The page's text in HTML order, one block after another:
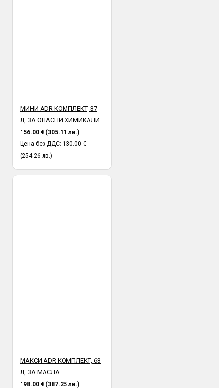
МИНИ ADR КОМПЛЕКТ, 37
Л, ЗА ОПАСНИ ХИМИКАЛИ
156.00 € (305.11 лв.)
Цена без ДДС: 130.00 €
(254.26 лв.)
МАКСИ ADR КОМПЛЕКТ, 63
Л, ЗА МАСЛА
198.00 € (387.25 лв.)